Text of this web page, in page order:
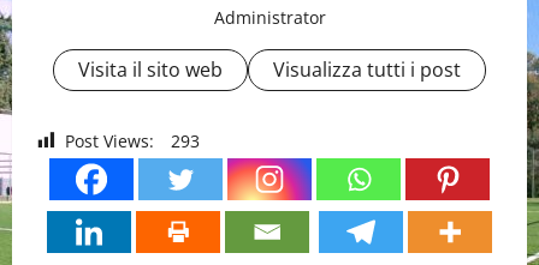
Administrator
Visita il sito web Visualizza tutti i post
Post Views: 293